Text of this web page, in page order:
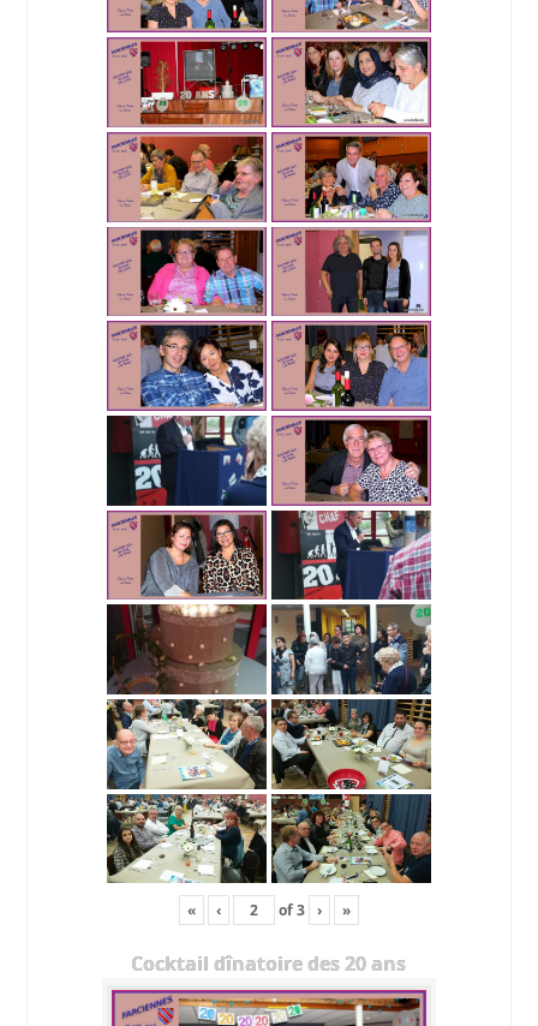
« ‹ of3 › »
Cocktail dînatoire des 20 ans